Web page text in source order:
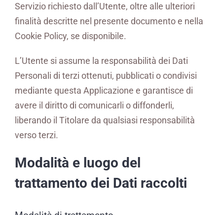
Servizio richiesto dall’Utente, oltre alle ulteriori
finalità descritte nel presente documento e nella
Cookie Policy, se disponibile.
L’Utente si assume la responsabilità dei Dati
Personali di terzi ottenuti, pubblicati o condivisi
mediante questa Applicazione e garantisce di
avere il diritto di comunicarli o diffonderli,
liberando il Titolare da qualsiasi responsabilità
verso terzi.
Modalità e luogo del
trattamento dei Dati raccolti